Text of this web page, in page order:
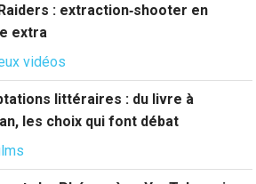
: extraction‑shooter en
extra
vidéos
littéraires : du livre à
les choix qui font débat